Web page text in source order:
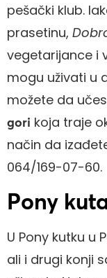
pešački klub.
prasetinu,
vegetarijance i
mogu uživati u
možete da
gori koja traje
način da
064/169-07-60.
Pony
U Pony kutku u
ali i drugi konji